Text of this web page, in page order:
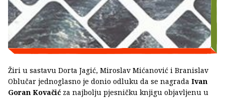
Žiri u sastavu Dorta Jagić, Miroslav Mićanović i Branislav
Oblučar jednoglasno je donio odluku da se nagrada Ivan
Goran Kovačić za najbolju pjesničku knjigu objavljenu u